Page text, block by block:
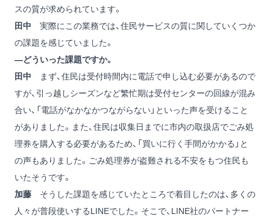
スの質が求められています。
田中 実際にこの業務では、住民サービスの質に関していくつか
の課題を感じていました。
―どういった課題ですか。
田中 まず、住民は受付時間内に電話で申し込む必要があるので
すが、引っ越しシーズンなど繁忙期は受付センターの回線が混み
合い、「電話がなかなかつながらない」といった声を受けること
がありました。また、住民は収集日までに市内の取扱店でごみ処
理券を購入する必要があるため、「買いに行く手間がかかる」と
の声もありました。ごみ処理券が盗難される不安をもつ住民も
いたそうです。
加藤 そうした課題を感じていたところで着目したのは、多くの
人々が普段使いするLINEでした。そこで、LINE社のパートナー